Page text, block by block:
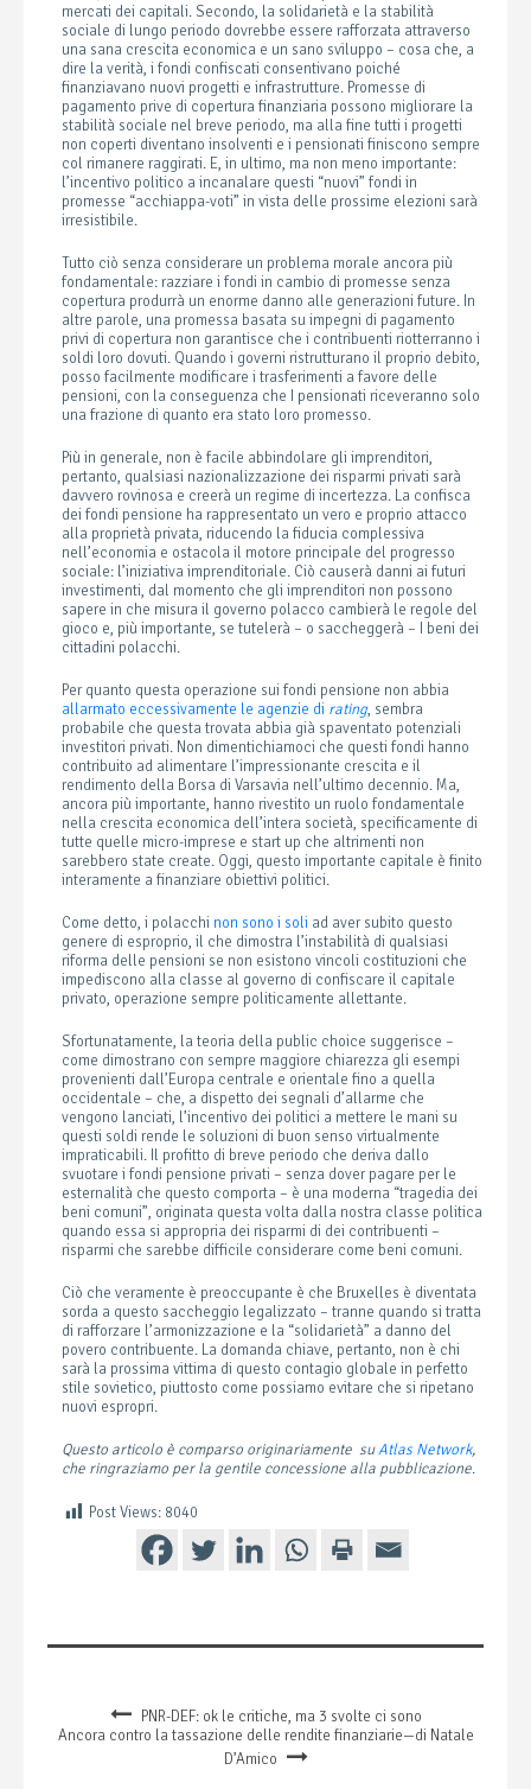
mercati dei capitali. Secondo, la solidarietà e la stabilità
sociale di lungo periodo dovrebbe essere rafforzata attraverso
una sana crescita economica e un sano sviluppo – cosa che, a
dire la verità, i fondi confiscati consentivano poiché
finanziavano nuovi progetti e infrastrutture. Promesse di
pagamento prive di copertura finanziaria possono migliorare la
stabilità sociale nel breve periodo, ma alla fine tutti i progetti
non coperti diventano insolventi e i pensionati finiscono sempre
col rimanere raggirati. E, in ultimo, ma non meno importante:
l’incentivo politico a incanalare questi “nuovi” fondi in
promesse “acchiappa-voti” in vista delle prossime elezioni sarà
irresistibile.
Tutto ciò senza considerare un problema morale ancora più
fondamentale: razziare i fondi in cambio di promesse senza
copertura produrrà un enorme danno alle generazioni future. In
altre parole, una promessa basata su impegni di pagamento
privi di copertura non garantisce che i contribuenti riotterranno i
soldi loro dovuti. Quando i governi ristrutturano il proprio debito,
posso facilmente modificare i trasferimenti a favore delle
pensioni, con la conseguenza che I pensionati riceveranno solo
una frazione di quanto era stato loro promesso.
Più in generale, non è facile abbindolare gli imprenditori,
pertanto, qualsiasi nazionalizzazione dei risparmi privati sarà
davvero rovinosa e creerà un regime di incertezza. La confisca
dei fondi pensione ha rappresentato un vero e proprio attacco
alla proprietà privata, riducendo la fiducia complessiva
nell’economia e ostacola il motore principale del progresso
sociale: l’iniziativa imprenditoriale. Ciò causerà danni ai futuri
investimenti, dal momento che gli imprenditori non possono
sapere in che misura il governo polacco cambierà le regole del
gioco e, più importante, se tutelerà – o saccheggerà – I beni dei
cittadini polacchi.
Per quanto questa operazione sui fondi pensione non abbia
allarmato eccessivamente le agenzie di rating, sembra
probabile che questa trovata abbia già spaventato potenziali
investitori privati. Non dimentichiamoci che questi fondi hanno
contribuito ad alimentare l’impressionante crescita e il
rendimento della Borsa di Varsavia nell’ultimo decennio. Ma,
ancora più importante, hanno rivestito un ruolo fondamentale
nella crescita economica dell’intera società, specificamente di
tutte quelle micro-imprese e start up che altrimenti non
sarebbero state create. Oggi, questo importante capitale è finito
interamente a finanziare obiettivi politici.
Come detto, i polacchi non sono i soli ad aver subito questo
genere di esproprio, il che dimostra l’instabilità di qualsiasi
riforma delle pensioni se non esistono vincoli costituzioni che
impediscono alla classe al governo di confiscare il capitale
privato, operazione sempre politicamente allettante.
Sfortunatamente, la teoria della public choice suggerisce –
come dimostrano con sempre maggiore chiarezza gli esempi
provenienti dall’Europa centrale e orientale fino a quella
occidentale – che, a dispetto dei segnali d’allarme che
vengono lanciati, l’incentivo dei politici a mettere le mani su
questi soldi rende le soluzioni di buon senso virtualmente
impraticabili. Il profitto di breve periodo che deriva dallo
svuotare i fondi pensione privati – senza dover pagare per le
esternalità che questo comporta – è una moderna “tragedia dei
beni comuni”, originata questa volta dalla nostra classe politica
quando essa si appropria dei risparmi di dei contribuenti –
risparmi che sarebbe difficile considerare come beni comuni.
Ciò che veramente è preoccupante è che Bruxelles è diventata
sorda a questo saccheggio legalizzato – tranne quando si tratta
di rafforzare l’armonizzazione e la “solidarietà” a danno del
povero contribuente. La domanda chiave, pertanto, non è chi
sarà la prossima vittima di questo contagio globale in perfetto
stile sovietico, piuttosto come possiamo evitare che si ripetano
nuovi espropri.
Questo articolo è comparso originariamente suAtlas Network,
che ringraziamo per la gentile concessione alla pubblicazione.
Post Views: 8040
PNR-DEF: ok le critiche, ma 3 svolte ci sono
Ancora contro la tassazione delle rendite finanziarie—di Natale
D’Amico